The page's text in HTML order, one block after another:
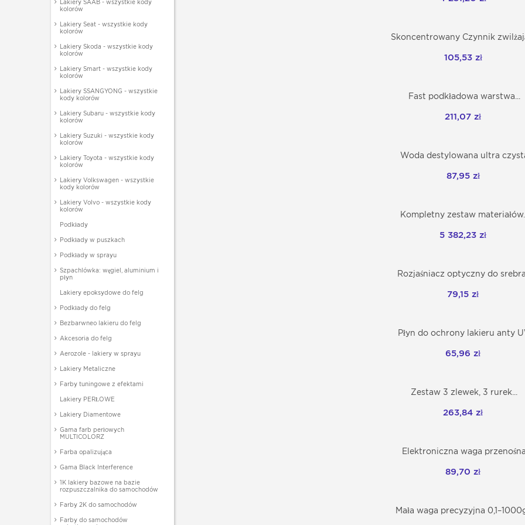
Lakiery SAAB - wszystkie kody
kolorów
Lakiery Seat - wszystkie kody
kolorów
Lakiery Skoda - wszystkie kody
kolorów
Lakiery Smart - wszystkie kody
kolorów
Lakiery SSANGYONG - wszystkie
kody kolorów
Lakiery Subaru - wszystkie kody
kolorów
Lakiery Suzuki - wszystkie kody
kolorów
Lakiery Toyota - wszystkie kody
kolorów
Lakiery Volkswagen - wszystkie
kody kolorów
Lakiery Volvo - wszystkie kody
kolorów
Podkłady
Podkłady w puszkach
Podkłady w sprayu
Szpachlówka: węgiel, aluminium i
płyn
Lakiery epoksydowe do felg
Podkłady do felg
Bezbarwneo lakieru do felg
Akcesoria do felg
Aerozole - lakiery w sprayu
Lakiery Metaliczne
Farby tuningowe z efektami
Lakiery PERŁOWE
Lakiery Diamentowe
Gama farb perłowych
MULTICOLORZ
Farba opalizująca
Gama Black Interference
1K lakiery bazowe na bazie
rozpuszczalnika do samochodów
Farby 2K do samochodów
Farby do samochodów
Dodaj do koszyka
Skoncentrowany Czynnik
105,53 zł
Dodaj do koszyka
Fast podkładowa warstwa...
211,07 zł
Dodaj do koszyka
Woda destylowana ultra
87,95 zł
Dodaj do koszyka
Kompletny zestaw
5 382,23 zł
Dodaj do koszyka
Rozjaśniacz optyczny do
79,15 zł
Dodaj do koszyka
Płyn do ochrony lakieru anty
65,96 zł
Dodaj do koszyka
Zestaw 3 zlewek, 3 rurek...
263,84 zł
Dodaj do koszyka
Elektroniczna waga przenośna
89,70 zł
Dodaj do koszyka
Mała waga precyzyjna